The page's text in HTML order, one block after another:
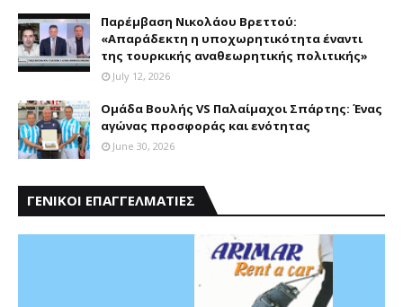
Παρέμβαση Nικολάου Bρεττού:
«Aπαράδεκτη η υποχωρητικότητα έναντι
της τουρκικής αναθεωρητικής πολιτικής»
July 12, 2026
Ομάδα Βουλής VS Παλαίμαχοι Σπάρτης: Ένας
αγώνας προσφοράς και ενότητας
June 30, 2026
ΓΕΝΙΚΟΙ ΕΠΑΓΓΕΛΜΑΤΙΕΣ